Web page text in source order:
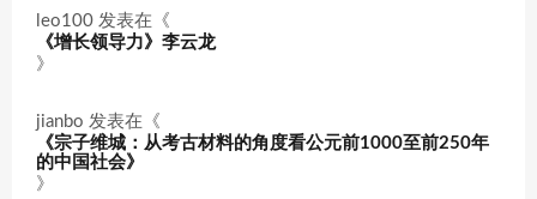
leo100 发表在《
《增长领导力》李云龙
》
jianbo 发表在《
《宗子维城：从考古材料的角度看公元前1000至前250年
的中国社会》
》